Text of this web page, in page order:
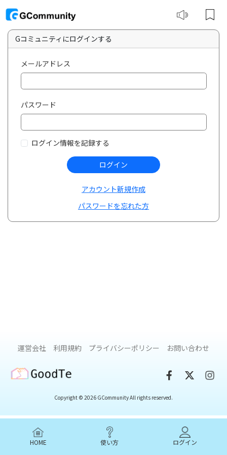
Gコミュニティにログインする
メールアドレス
パスワード
ログイン情報を記録する
ログイン
アカウント新規作成
パスワードを忘れた方
HOME 使い方 ログイン
運営会社 利用規約 プライバシーポリシー お問い合わせ
GoodTe
Copyright © 2026 GCommunity All rights reserved.